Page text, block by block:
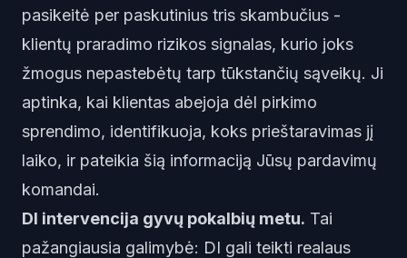
pasikeitė per paskutinius tris skambučius -
klientų praradimo rizikos signalas, kurio joks
žmogus nepastebėtų tarp tūkstančių sąveikų. Ji
aptinka, kai klientas abejoja dėl pirkimo
sprendimo, identifikuoja, koks prieštaravimas jį
laiko, ir pateikia šią informaciją Jūsų pardavimų
komandai.
DI intervencija gyvų pokalbių metu. Tai
pažangiausia galimybė: DI gali teikti realaus